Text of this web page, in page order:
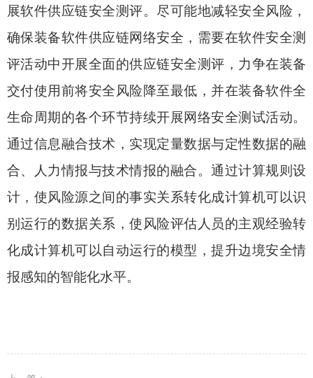
展软件供应链安全测评。 尽可能地减轻安全风险，
确保装备软件供应链网络安全，需要在软件安全测
评活动中开展全面的供应链安全测评，力争在装备
交付使用前将安全风险降至最低，并在装备软件全
生命周期的各个环节持续开展网络安全测试活动。
通过信息融合技术，实现定量数据与定性数据的融
合、人力情报与技术情报的融合。通过计算规则设
计，使风险源之间的事实关系转化成计算机可以识
别运行的数据关系，使风险评估人员的主观经验转
化成计算机可以自动运行的模型，提升边境安全情
报感知的智能化水平。